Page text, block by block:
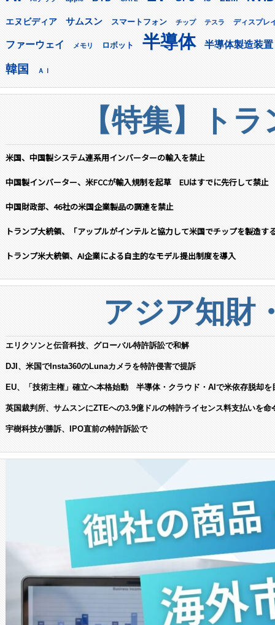
エヌビディア サムスン スマートフォン チップ テスラ ディスプレ
ファーウェイ メモリ ロボット 半導体 半導体製造装置
韓国 ＡＩ
【特集】ト
米国、中国製システム連系用インバーターの輸入を禁止
中国製インバーター、米FCCが輸入規制を起草 EUはすでに先行して禁止
中国財政部、46社の米国企業製品の調達を禁止
トランプ大統領、「アップルがインテルと協力して米国でチップを製造す
トランプ米大統領、AI企業による自主的なモデル提出制度を導入
アジア知財
エリクソンと伝音科技、グローバル特許訴訟で和解
DJI、米国でInsta360のLunaカメラを特許侵害で提訴
EU、「技術主権」確立へ本格始動 半導体・クラウド・AIで米依存脱却を
英国裁判所、サムスンにZTEへの3.9億ドルの特許ライセンス料支払いを命
宇樹科技が勝訴、IPO直前の特許訴訟で